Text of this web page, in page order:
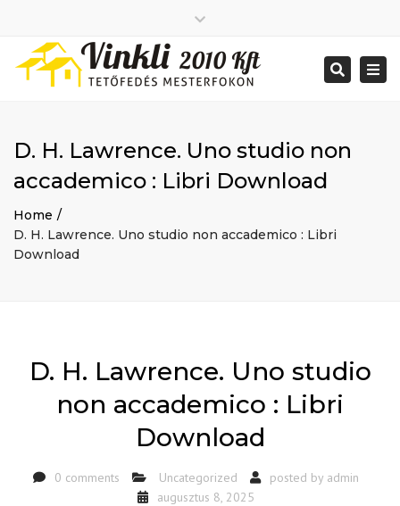
2026 január
2025 december
2025 augusztus
2025 július
2025 június
2014 december
Big buildings
Home
Renovations
+ 386 40 111 5555
info@yourdomain.com
top
bar
Search
D. H. Lawrence. Uno studio non
accademico : Libri Download
Home
D. H. Lawrence. Uno studio non accademico : Libri
Download
D. H. Lawrence. Uno studio
non accademico : Libri
Download
0 comments Uncategorized posted by admin
augusztus 8, 2025